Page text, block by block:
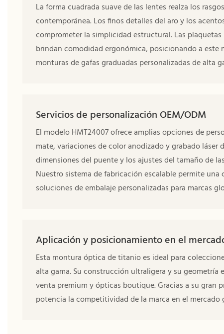
La forma cuadrada suave de las lentes realza los
contemporánea. Los finos detalles del aro y los
comprometer la simplicidad estructural. Las
brindan comodidad ergonómica, posicionando a
monturas de gafas graduadas personalizadas de alta
Servicios de personalización OEM/ODM
El modelo HMT24007 ofrece amplias opciones de
mate, variaciones de color anodizado y grabado
dimensiones del puente y los ajustes del tamaño de
Nuestro sistema de fabricación escalable permite
soluciones de embalaje personalizadas para marcas
Aplicación y posicionamiento en el
Esta montura óptica de titanio es ideal para
alta gama. Su construcción ultraligera y su
venta premium y ópticas boutique. Gracias a su gran
potencia la competitividad de la marca en el